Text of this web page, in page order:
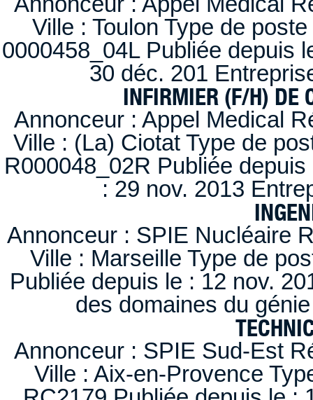
Ville : Toulon Type de
0000458_04L Publiée depuis
30 déc. 201
INFIRMIER (F/H) DE
Annonceur : Appel Medical
Ville : (La) Ciotat Type de
R000048_02R Publiée
: 29 nov. 2013
Annonceur : SPIE Nucléaire
Ville : Marseille Type de
Publiée depuis le : 12 nov.
des domaines du
Annonceur : SPIE Sud-Est
Ville : Aix-en-Provence